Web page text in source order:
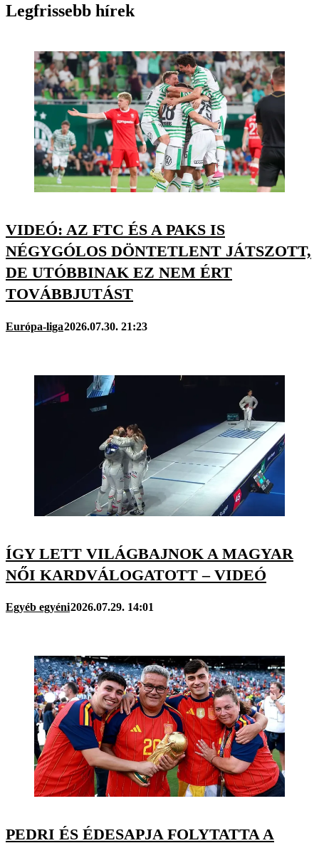
Legfrissebb hírek
VIDEÓ: AZ FTC ÉS A PAKS IS
NÉGYGÓLOS DÖNTETLENT JÁTSZOTT,
DE UTÓBBINAK EZ NEM ÉRT
TOVÁBBJUTÁST
Európa-liga2026.07.30. 21:23
ÍGY LETT VILÁGBAJNOK A MAGYAR
NŐI KARDVÁLOGATOTT – VIDEÓ
Egyéb egyéni2026.07.29. 14:01
PEDRI ÉS ÉDESAPJA FOLYTATTA A